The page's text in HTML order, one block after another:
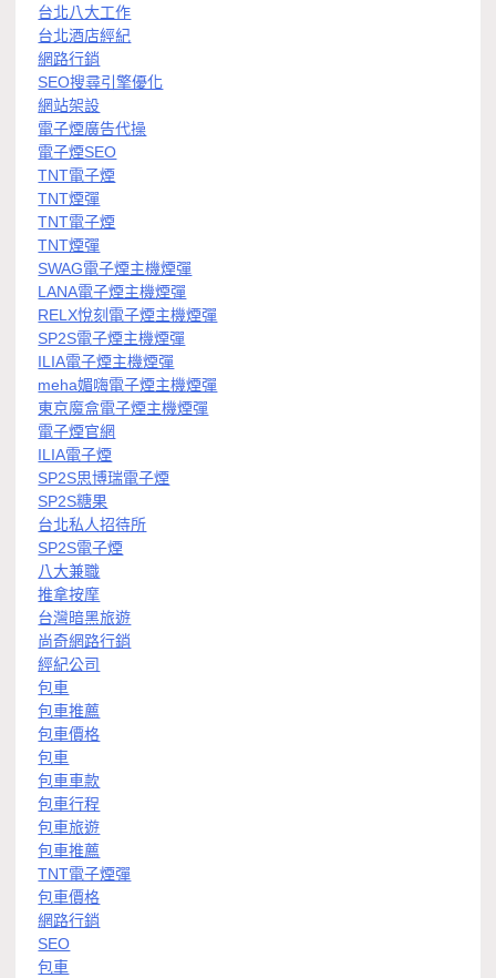
台北八大工作
台北酒店經紀
網路行銷
SEO搜尋引擎優化
網站架設
電子煙廣告代操
電子煙SEO
TNT電子煙
TNT煙彈
TNT電子煙
TNT煙彈
SWAG電子煙主機煙彈
LANA電子煙主機煙彈
RELX悅刻電子煙主機煙彈
SP2S電子煙主機煙彈
ILIA電子煙主機煙彈
meha媚嗨電子煙主機煙彈
東京魔盒電子煙主機煙彈
電子煙官網
ILIA電子煙
SP2S思博瑞電子煙
SP2S糖果
台北私人招待所
SP2S電子煙
八大兼職
推拿按摩
台灣暗黑旅遊
尚奇網路行銷
經紀公司
包車
包車推薦
包車價格
包車
包車車款
包車行程
包車旅遊
包車推薦
TNT電子煙彈
包車價格
網路行銷
SEO
包車